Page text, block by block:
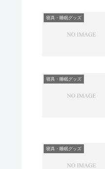
寝具・睡眠グッズ
寝具・睡眠グッズ
寝具・睡眠グッズ